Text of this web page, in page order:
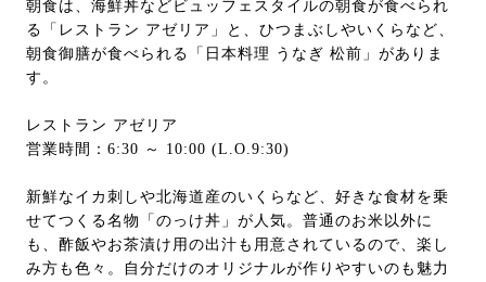
朝食は、海鮮丼などビュッフェスタイルの朝食が食べられ
る「レストラン アゼリア」と、ひつまぶしやいくらなど、
朝食御膳が食べられる「日本料理 うなぎ 松前」がありま
す。
レストラン アゼリア
営業時間：6:30 ～ 10:00 (L.O.9:30)
新鮮なイカ刺しや北海道産のいくらなど、好きな食材を乗
せてつくる名物「のっけ丼」が人気。普通のお米以外に
も、酢飯やお茶漬け用の出汁も用意されているので、楽し
み方も色々。自分だけのオリジナルが作りやすいのも魅力